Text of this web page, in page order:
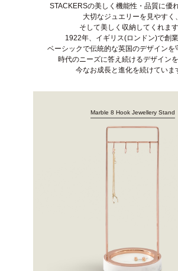
STACKERSの美しく機能性・品質に優
大切なジュエリーを見やすく、
そして美しく収納してくれます
1922年、イギリス(ロンドン)で創業
ベーシックで伝統的な英国のデザインを
時代のニーズに答え続けるデザインを
今なお成長と進化を続けていま
Marble 8 Hook Jewellery Stand